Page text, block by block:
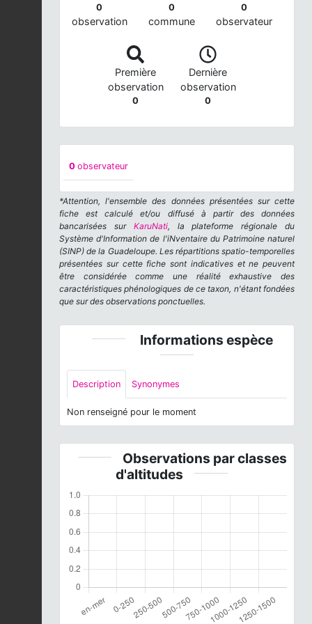
0
observation
0
commune
0
observateur
Première
observation
0
Dernière
observation
0
0 observateur
*Attention, l'ensemble des données présentées sur cette
fiche est calculé et/ou diffusé à partir des données
bancarisées sur KaruNati, la plateforme régionale du
Système d'Information de l'iNventaire du Patrimoine naturel
(SINP) de la Guadeloupe. Les répartitions spatio-temporelles
présentées sur cette fiche sont indicatives et ne peuvent
être considérée comme une réalité exhaustive des
caractéristiques phénologiques de ce taxon, n'étant fondées
que sur des observations ponctuelles.
Informations espèce
Description Synonymes
Non renseigné pour le moment
Observations par classes
d'altitudes